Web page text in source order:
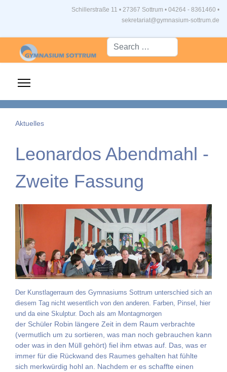
Schillerstraße 11 • 27367 Sottrum • 04264 - 8361460 •
sekretariat@gymnasium-sottrum.de
Suche...
Aktuelles
Leonardos Abendmahl -
Zweite Fassung
Der Kunstlagerraum des Gymnasiums Sottrum unterschied sich an
diesem Tag nicht wesentlich von den anderen. Farben, Pinsel, hier
und da eine Skulptur. Doch als am Montagmorgen
der Schüler Robin längere Zeit in dem Raum verbrachte
(vermutlich um zu sortieren, was man noch gebrauchen kann
oder was in den Müll gehört) fiel ihm etwas auf. Das, was er
immer für die Rückwand des Raumes gehalten hat fühlte
sich merkwürdig hohl an. Nachdem er es schaffte einen